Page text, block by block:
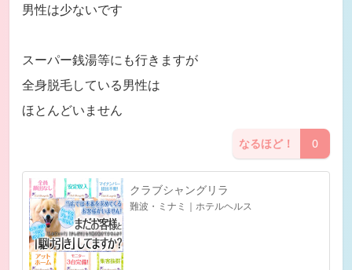
男性は少ないです
スーパー銭湯等にも行きますが
全身脱毛している男性は
ほとんどいません
なるほど！ 0
クラブシャングリラ
難波・ミナミ｜ホテルヘルス